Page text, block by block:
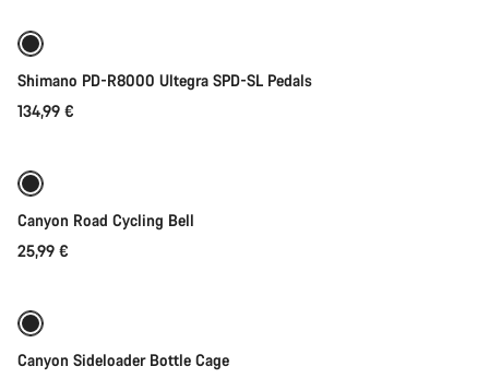
Shimano PD-R8000 Ultegra SPD-SL Pedals
134,99 €
Canyon Road Cycling Bell
25,99 €
Canyon Sideloader Bottle Cage